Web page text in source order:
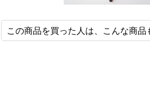
この商品を買った人は、こんな商品